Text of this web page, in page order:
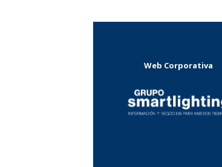
Web Corporativa